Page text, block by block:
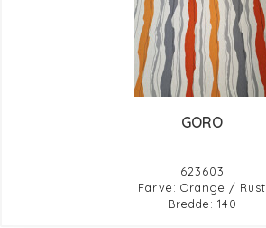
GORO
623603
Farve: Orange / Rust
Bredde: 140